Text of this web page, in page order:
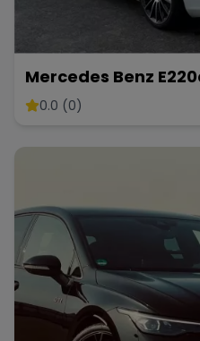
Mercedes Benz
0.0 (0)